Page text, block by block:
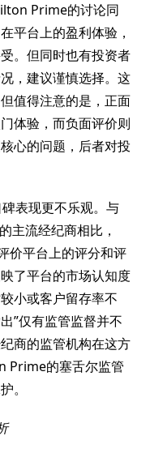
Prime的讨论同
平台上的盈利体验，
。但同时也有投资者
，建议谨慎选择。这
值得注意的是，正面
体验，而负面评价则
心的问题，后者对投
表现更不乐观。与
主流经纪商相比，
平台上的评分和评
了平台的市场认知度
小或客户留存率不
”仅有监管监督并不
商的监管机构在这方
Prime的塞舌尔监管
。